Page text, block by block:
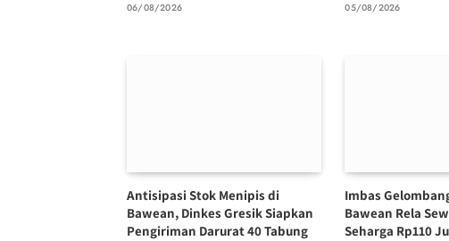
06/08/2026 05/08/2026
Antisipasi Stok Menipis di
Bawean, Dinkes Gresik Siapkan
Pengiriman Darurat 40 Tabung
Imbas
Bawean Rela
Seharga Rp110